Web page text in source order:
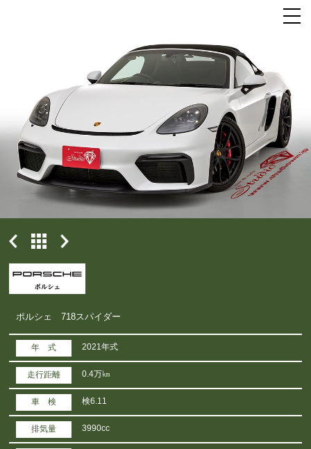
ポルシェ 718スパイダー
年 式 2021年式
走行距離 0.4万㎞
車 検 検6.11
排気量 3990cc